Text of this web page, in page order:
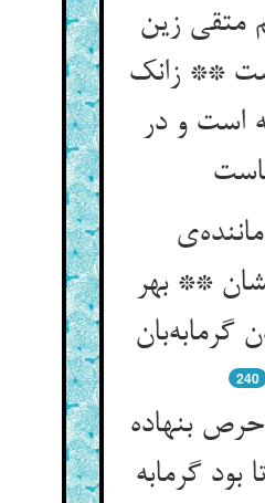
متقی زین
** زانک
است و در
ماننده‌ی
** بهر
گرمابه‌بان
240
حرص بنهاده
گرمابه